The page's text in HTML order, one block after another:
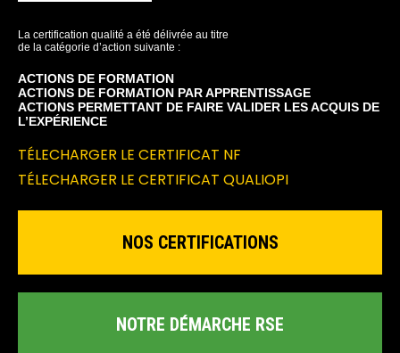
La certification qualité a été délivrée au titre
de la catégorie d’action suivante :
ACTIONS DE FORMATION
ACTIONS DE FORMATION PAR APPRENTISSAGE
ACTIONS PERMETTANT DE FAIRE VALIDER LES ACQUIS DE
L’EXPÉRIENCE
TÉLECHARGER LE CERTIFICAT NF
TÉLECHARGER LE CERTIFICAT QUALIOPI
NOS CERTIFICATIONS
NOTRE DÉMARCHE RSE